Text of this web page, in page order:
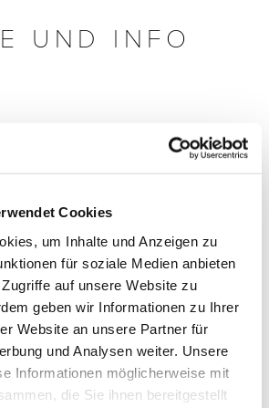
Cookies
um Inhalte und Anzeigen zu
für soziale Medien anbieten
auf unsere Website zu
geben wir Informationen zu Ihrer
Website an unsere Partner für
und Analysen weiter. Unsere
Informationen möglicherweise mit
die Sie ihnen bereitgestellt
UND INFO